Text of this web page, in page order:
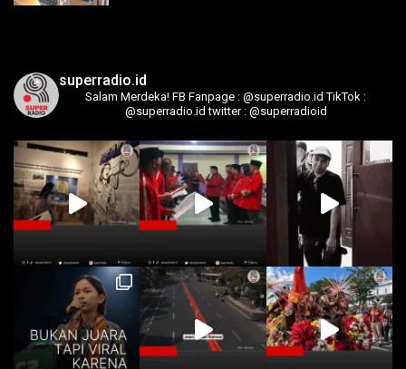
superradio.id
Salam Merdeka! FB Fanpage : @superradio.id TikTok :
@superradio.id twitter : @superradioid